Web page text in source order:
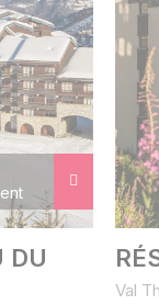
DU
Val